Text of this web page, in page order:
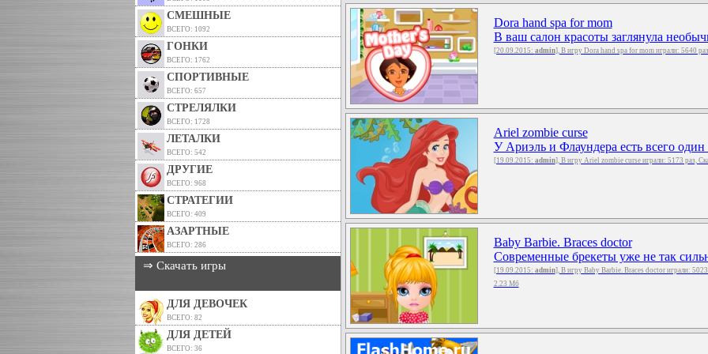
СМЕШНЫЕ
ВСЕГО: 1092
ГОНКИ
ВСЕГО: 1762
СПОРТИВНЫЕ
ВСЕГО: 657
СТРЕЛЯЛКИ
ВСЕГО: 1728
ЛЕТАЛКИ
ВСЕГО: 542
ДРУГИЕ
ВСЕГО: 968
СТРАТЕГИИ
ВСЕГО: 409
АЗАРТНЫЕ
ВСЕГО: 286
⇒ Скачать игры
ДЛЯ ДЕВОЧЕК
ВСЕГО: 82
ДЛЯ ДЕТЕЙ
ВСЕГО: 36
Dora hand spa for mom
В ваш салон красоты заглянула
[20.09.2015: admin], В игру Dora hand spa for mom играли: 5640
Ariel zombie curse
У Ариэль и Флаундера есть всего
[19.09.2015: admin], В игру Ariel zombie curse играли: 5173 раз,
Baby Barbie. Braces doctor
Современные брекеты уже не так
[19.09.2015: admin], В игру Baby Barbie. Braces doctor играли:
2.23 Мб